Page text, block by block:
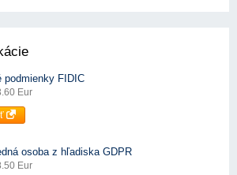
podmienky FIDIC
Eur
osoba z hľadiska GDPR
Eur